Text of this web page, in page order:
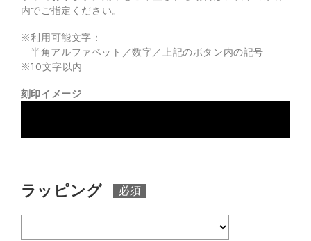
内でご指定ください。
※利用可能文字：
半角アルファベット／数字／上記のボタン内の記号
※10文字以内
刻印イメージ
ラッピング